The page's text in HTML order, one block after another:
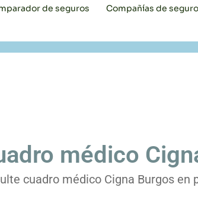
de seguros Compañías de
médico
cuadro médico Cigna Burgos en